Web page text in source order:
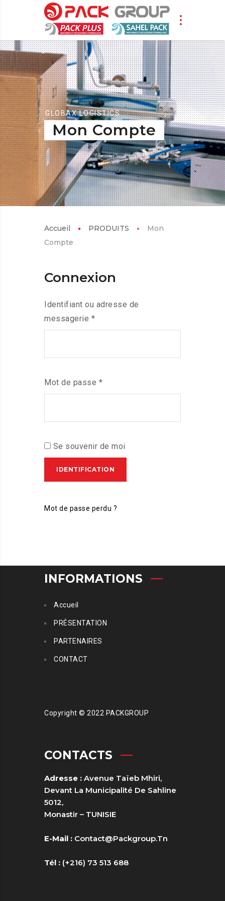
GLOBAX LOGISTICS
Mon Compte
Accueil PRODUITS
Mon
Compte
Connexion
Identifiant ou adresse de
messagerie *
Mot de passe *
Se souvenir de moi
IDENTIFICATION
Mot de passe perdu ?
INFORMATIONS
Accueil
PRÉSENTATION
PARTENAIRES
CONTACT
Copyright © 2022 PACKGROUP
CONTACTS
Adresse : Avenue Taïeb Mhiri,
Devant La Municipalité De Sahline
5012,
Monastir – TUNISIE
E-Mail : Contact@packgroup.tn
Tél : (+216) 73 513 688